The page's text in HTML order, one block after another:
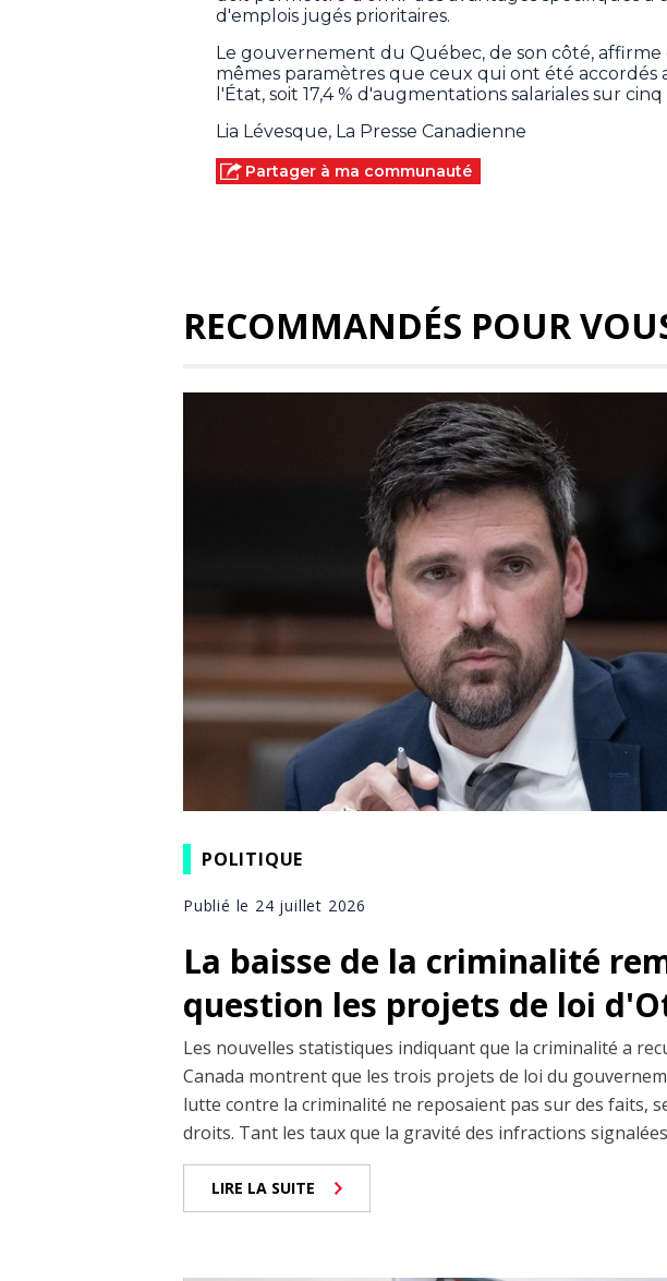
d'emplois jugés prioritaires.
Le gouvernement du Québec, de son côté,
mêmes paramètres que ceux qui ont été accordés
l'État, soit 17,4 % d'augmentations salariales sur cinq
Lia Lévesque, La Presse Canadienne
Partager à ma communauté
RECOMMANDÉS POUR
POLITIQUE
Publié le 24 juillet 2026
La baisse de la criminalité
question les projets de loi
Les nouvelles statistiques indiquant que la criminalité a
Canada montrent que les trois projets de loi du
lutte contre la criminalité ne reposaient pas sur des faits,
droits. Tant les taux que la gravité des infractions
LIRE LA SUITE